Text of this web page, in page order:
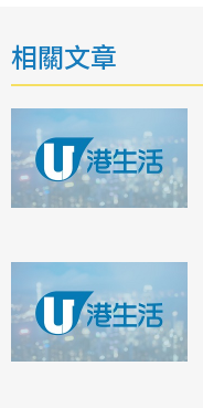
相關文章